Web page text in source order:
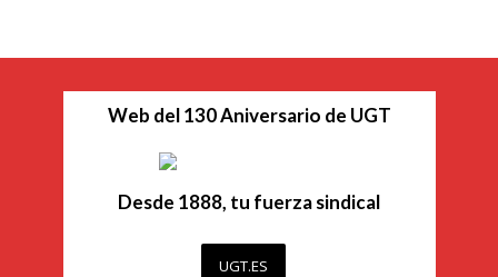
Web del 130 Aniversario de UGT
Desde 1888, tu fuerza sindical
UGT.ES